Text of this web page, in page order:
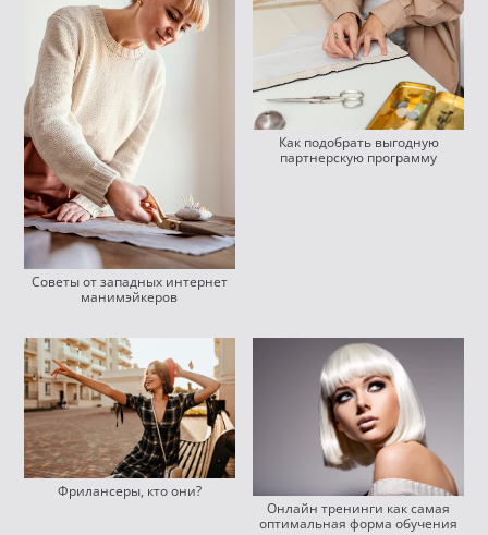
Советы от западных интернет
манимэйкеров
Как подобрать выгодную
партнерскую программу
Фрилансеры, кто они?
Онлайн тренинги как самая
оптимальная форма обучения